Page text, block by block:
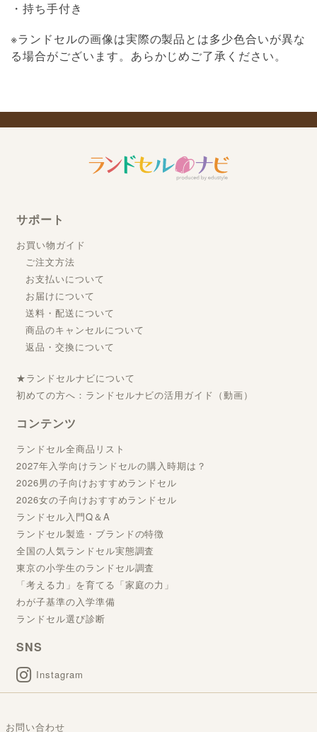
・持ち手付き
※ランドセルの画像は実際の製品とは多少色合いが異な
る場合がございます。あらかじめご了承ください。
サポート
お買い物ガイド
ご注文方法
お支払いについて
お届けについて
送料・配送について
商品のキャンセルについて
返品・交換について
★ランドセルナビについて
初めての方へ：ランドセルナビの活用ガイド（動画）
コンテンツ
ランドセル全商品リスト
2027年入学向けランドセルの購入時期は？
2026男の子向けおすすめランドセル
2026女の子向けおすすめランドセル
ランドセル入門Q＆A
ランドセル製造・ブランドの特徴
全国の人気ランドセル実態調査
東京の小学生のランドセル調査
「考える力」を育てる「家庭の力」
わが子基準の入学準備
ランドセル選び診断
SNS
Instagram
お問い合わせ